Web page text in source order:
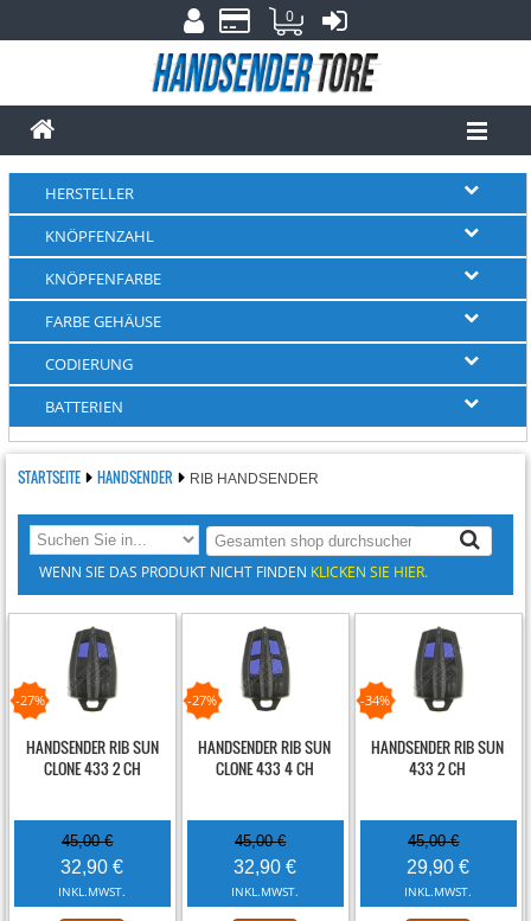
0
HERSTELLER
KNÖPFENZAHL
KNÖPFENFARBE
FARBE GEHÄUSE
CODIERUNG
BATTERIEN
STARTSEITE HANDSENDER RIB HANDSENDER
WENN SIE DAS PRODUKT NICHT FINDEN KLICKEN SIE HIER.
-27%
HANDSENDER RIB SUN
CLONE 433 2 CH
45,00 €
32,90 €
INKL.MWST.
-27%
HANDSENDER RIB SUN
CLONE 433 4 CH
45,00 €
32,90 €
INKL.MWST.
-34%
HANDSENDER RIB SUN
433 2 CH
45,00 €
29,90 €
INKL.MWST.